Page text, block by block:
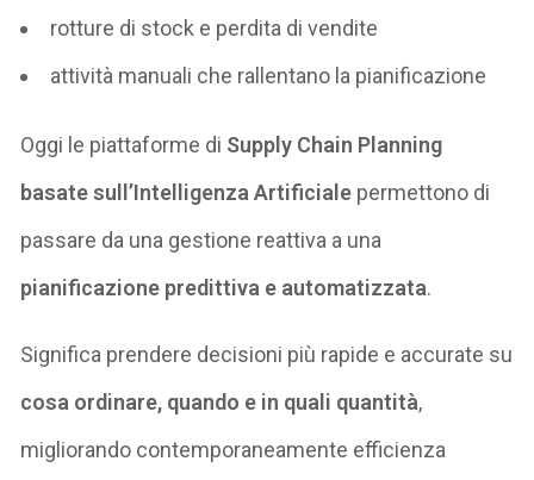
rotture di stock e perdita di vendite
attività manuali che rallentano la pianificazione
Oggi le piattaforme di Supply Chain Planning
basate sull’Intelligenza Artificiale permettono di
passare da una gestione reattiva a una
pianificazione predittiva e automatizzata.
Significa prendere decisioni più rapide e accurate su
cosa ordinare, quando e in quali quantità,
migliorando contemporaneamente efficienza